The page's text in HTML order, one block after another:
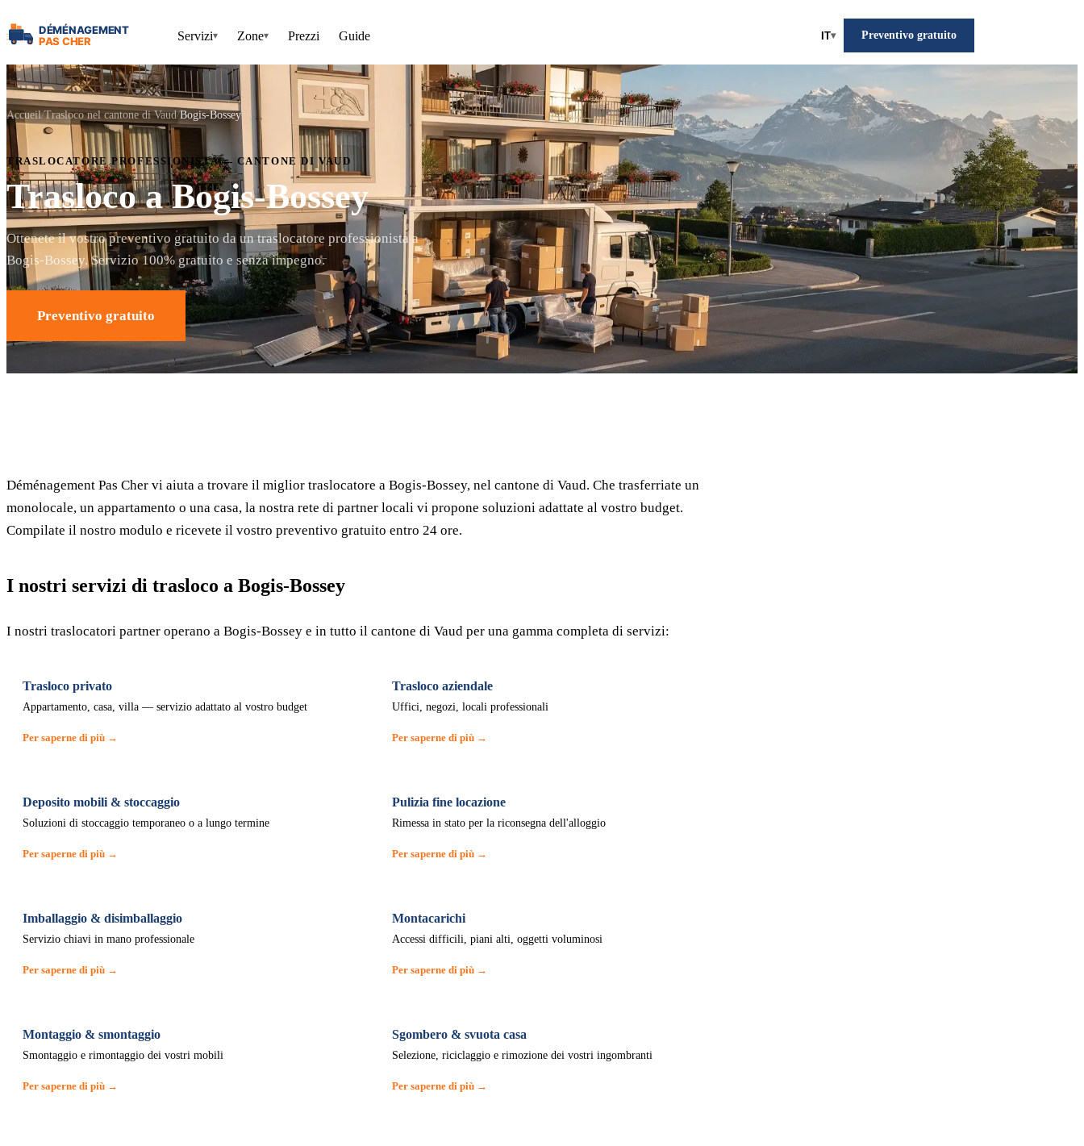
Servizi▾ Zone▾ Prezzi Guide IT▾ Preventivo gratuito
Accueil Trasloco nel cantone di Vaud Bogis-Bossey
TRASLOCATORE PROFESSIONISTA — CANTONE DI VAUD
Trasloco a Bogis-Bossey
Ottenete il vostro preventivo gratuito da un traslocatore professionista a
Bogis-Bossey. Servizio 100% gratuito e senza impegno.
Preventivo gratuito
Déménagement Pas Cher vi aiuta a trovare il miglior traslocatore a Bogis-Bossey, nel cantone di Vaud. Che trasferriate un
monolocale, un appartamento o una casa, la nostra rete di partner locali vi propone soluzioni adattate al vostro budget.
Compilate il nostro modulo e ricevete il vostro preventivo gratuito entro 24 ore.
I nostri servizi di trasloco a Bogis-Bossey
I nostri traslocatori partner operano a Bogis-Bossey e in tutto il cantone di Vaud per una gamma completa di servizi:
Trasloco privato
Appartamento, casa, villa — servizio adattato al vostro budget
Per saperne di più →
Trasloco aziendale
Uffici, negozi, locali professionali
Per saperne di più →
Deposito mobili & stoccaggio
Soluzioni di stoccaggio temporaneo o a lungo termine
Per saperne di più →
Pulizia fine locazione
Rimessa in stato per la riconsegna dell'alloggio
Per saperne di più →
Imballaggio & disimballaggio
Servizio chiavi in mano professionale
Per saperne di più →
Montacarichi
Accessi difficili, piani alti, oggetti voluminosi
Per saperne di più →
Montaggio & smontaggio
Smontaggio e rimontaggio dei vostri mobili
Per saperne di più →
Sgombero & svuota casa
Selezione, riciclaggio e rimozione dei vostri ingombranti
Per saperne di più →